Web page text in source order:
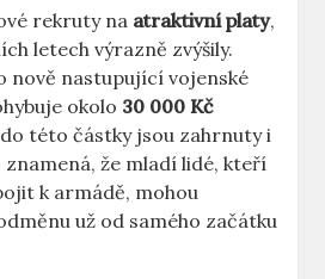
rekruty na atraktivní platy,
letech výrazně zvýšily.
nově nastupující vojenské
okolo 30 000 Kč
této částky jsou zahrnuty i
že mladí lidé, kteří
k armádě, mohou
už od samého začátku